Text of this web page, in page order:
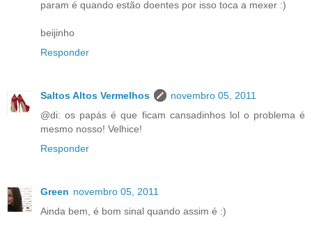
param é quando estão doentes por isso toca a mexer :)
beijinho
Responder
Saltos Altos Vermelhos
novembro 05, 2011
@di: os papás é que ficam cansadinhos lol o problema é
mesmo nosso! Velhice!
Responder
Green novembro 05, 2011
Ainda bem, é bom sinal quando assim é :)